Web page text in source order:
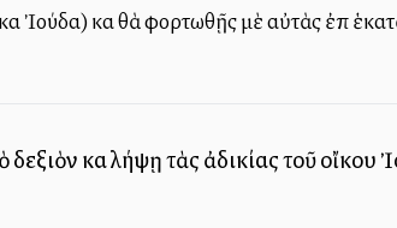
Ἰούδα) καὶ θὰ φορτωθῇς μὲ αὐτὰς ἐπὶ
δεξιὸν καὶ λήψῃ τὰς ἀδικίας τοῦ οἴκου